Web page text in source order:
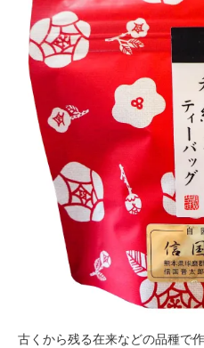
古くから残る在来などの品種で